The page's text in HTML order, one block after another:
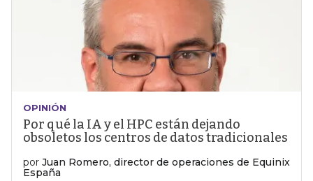
OPINIÓN
Por qué la IA y el HPC están dejando
obsoletos los centros de datos tradicionales
por Juan Romero, director de operaciones de Equinix
España